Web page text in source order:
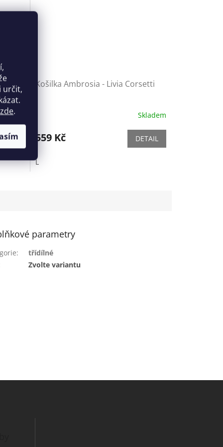
určit,
zde.
Košilka Ambrosia - Livia Corsetti
Skladem
559 Kč DETAIL
L
parametry
:
třídílné
Zvolte variantu